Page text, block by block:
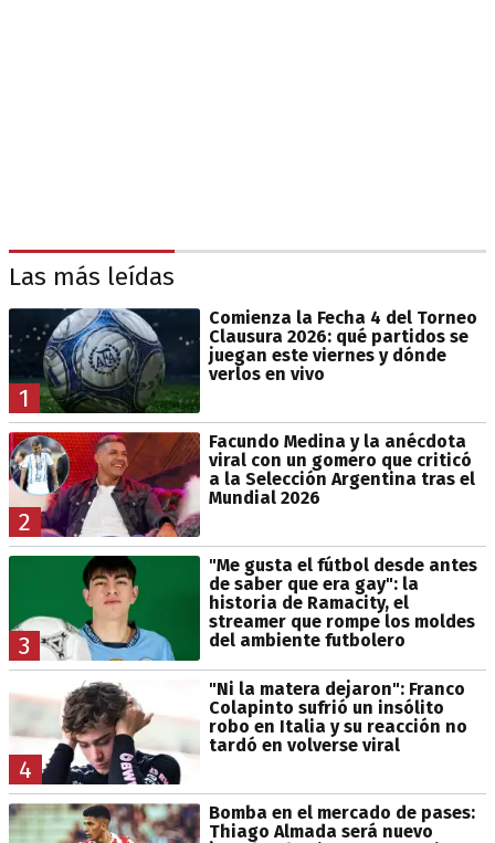
Las más leídas
1
Comienza la Fecha 4 del Torneo
Clausura 2026: qué partidos se
juegan este viernes y dónde
verlos en vivo
2
Facundo Medina y la anécdota
viral con un gomero que criticó
a la Selección Argentina tras el
Mundial 2026
3
"Me gusta el fútbol desde antes
de saber que era gay": la
historia de Ramacity, el
streamer que rompe los moldes
del ambiente futbolero
4
"Ni la matera dejaron": Franco
Colapinto sufrió un insólito
robo en Italia y su reacción no
tardó en volverse viral
Bomba en el mercado de pases:
Thiago Almada será nuevo